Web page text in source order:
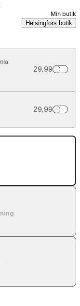
Min butik
Helsingfors butik
Palvelun hinta
29,99
Palvelun hinta
29,99